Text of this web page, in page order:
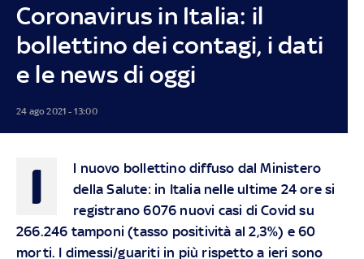
Coronavirus in Italia: il
bollettino dei contagi, i dati
e le news di oggi
24 ago 2021 - 13:00
I
l nuovo bollettino diffuso dal Ministero
della Salute: in Italia nelle ultime 24 ore si
registrano 6076 nuovi casi di Covid su
266.246 tamponi (tasso positività al 2,3%) e 60
morti. I dimessi/guariti in più rispetto a ieri sono